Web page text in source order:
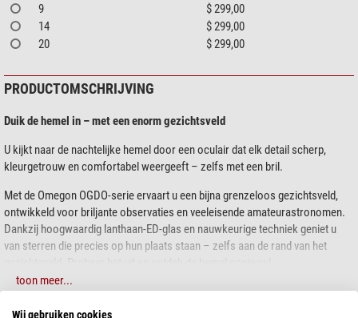
9
$ 299,00
14
$ 299,00
20
$ 299,00
PRODUCTOMSCHRIJVING
Duik de hemel in – met een enorm gezichtsveld
U kijkt naar de nachtelijke hemel door een oculair dat elk detail scherp,
kleurgetrouw en comfortabel weergeeft – zelfs met een bril.
Met de Omegon OGDO-serie ervaart u een bijna grenzeloos gezichtsveld,
ontwikkeld voor briljante observaties en veeleisende amateurastronomen.
Dankzij hoogwaardig lanthaan-ED-glas en nauwkeurige techniek geniet u
van sterren die precies op hun plaats staan – zelfs aan de rand van het
Voordelen in één oogopslag:
toon meer...
Wij gebruiken cookies